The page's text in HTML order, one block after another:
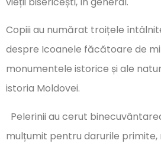
Copiii au numărat troițele
despre Icoanele făcătoare de
monumentele istorice și ale
istoria Moldovei.
Pelerinii au cerut
mulțumit pentru darurile primite,